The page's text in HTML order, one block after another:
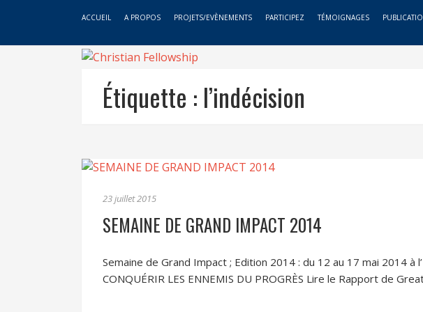
ACCUEIL A PROPOS PROJETS/EVÈNEMENTS PARTICIPEZ TÉMOIGNAGES
Étiquette : l’indécision
23 juillet 2015
SEMAINE DE GRAND IMPACT 2014
Semaine de Grand Impact ; Edition 2014 : du 12 au 17 mai 2014 à
CONQUÉRIR LES ENNEMIS DU PROGRÈS Lire le Rapport de